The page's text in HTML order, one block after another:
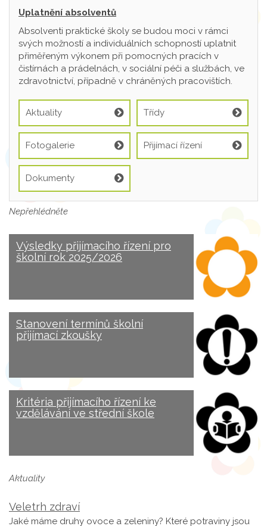
Uplatnění absolventů
Absolventi praktické školy se budou moci v rámci
svých možností a individuálních schopností uplatnit
přiměřeným výkonem při pomocných pracích v
čistírnách a prádelnách, v sociální péči a službách, ve
zdravotnictví, případně v chráněných pracovištích.
Aktuality Třídy
Fotogalerie Přijímací řízení
Dokumenty
Nepřehlédněte
Výsledky přijímacího řízení pro
školní rok 2025/2026
Stanovení termínů školní
přijímací zkoušky
Kritéria přijímacího řízení ke
vzdělávání ve střední škole
Aktuality
Veletrh zdraví
Jaké máme druhy ovoce a zeleniny? Které potraviny jsou